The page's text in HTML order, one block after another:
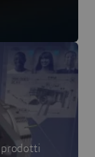
prodotti